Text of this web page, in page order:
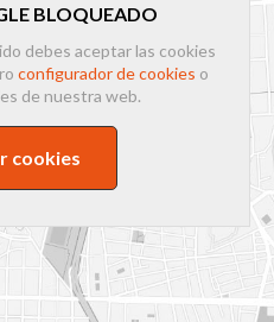
BLOQUEADO
debes aceptar las cookies
configurador de cookies o
de nuestra web.
cookies